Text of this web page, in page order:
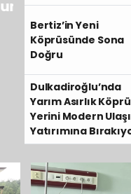
Fuarın Tatlı
Bertiz’in Yeni
Köprüsünde Sona
Doğru
Dulkadiroğlu’nda
Yarım Asırlık Köprü
Yerini Modern
Yatırımına